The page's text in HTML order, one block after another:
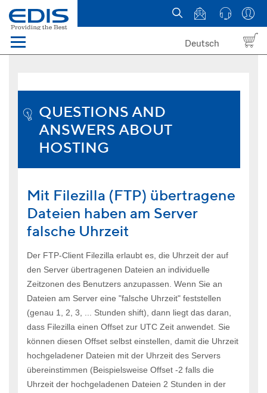
Menü
News
Deutsch
QUESTIONS AND
ANSWERS ABOUT
HOSTING
Mit Filezilla (FTP) übertragene
Dateien haben am Server
falsche Uhrzeit
Der FTP-Client Filezilla erlaubt es, die Uhrzeit der auf
den Server übertragenen Dateien an individuelle
Zeitzonen des Benutzers anzupassen. Wenn Sie an
Dateien am Server eine "falsche Uhrzeit" feststellen
(genau 1, 2, 3, ... Stunden shift), dann liegt das daran,
dass Filezilla einen Offset zur UTC Zeit anwendet. Sie
können diesen Offset selbst einstellen, damit die Uhrzeit
hochgeladener Dateien mit der Uhrzeit des Servers
übereinstimmen (Beispielsweise Offset -2 falls die
Uhrzeit der hochgeladenen Dateien 2 Stunden in der